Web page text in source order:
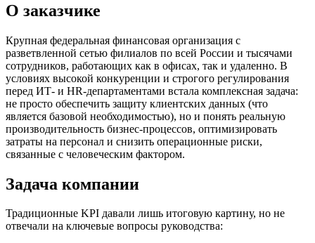
О заказчике
Крупная федеральная финансовая организация с
разветвленной сетью филиалов по всей России и тысячами
сотрудников, работающих как в офисах, так и удаленно. В
условиях высокой конкуренции и строгого регулирования
перед ИТ- и HR-департаментами встала комплексная задача:
не просто обеспечить защиту клиентских данных (что
является базовой необходимостью), но и понять реальную
производительность бизнес-процессов, оптимизировать
затраты на персонал и снизить операционные риски,
связанные с человеческим фактором.
Задача компании
Традиционные KPI давали лишь итоговую картину, но не
отвечали на ключевые вопросы руководства: